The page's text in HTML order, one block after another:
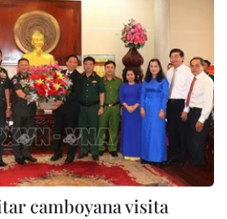
camboyana visita